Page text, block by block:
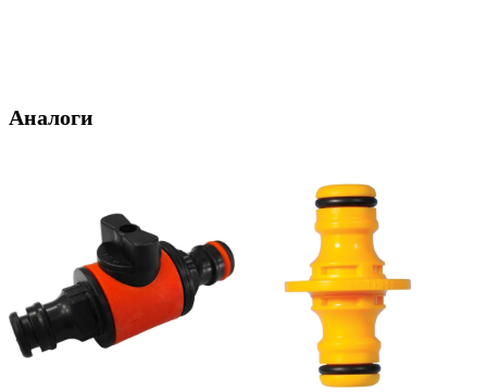
Аналоги